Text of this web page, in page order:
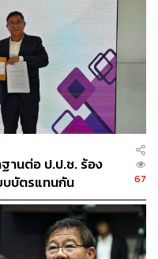
านต่อ ป.ป.ช. ร้อง
บบัตรแทนกัน
67